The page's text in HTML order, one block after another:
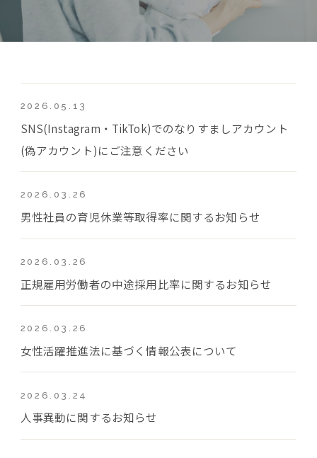
2026.05.13
SNS(Instagram・TikTok)でのなりすましアカウント
(偽アカウント)にご注意ください
2026.03.26
男性社員の育児休業等取得率に関するお知らせ
2026.03.26
正規雇用労働者の中途採用比率に関するお知らせ
2026.03.26
女性活躍推進法に基づく情報公表について
2026.03.24
人事異動に関するお知らせ